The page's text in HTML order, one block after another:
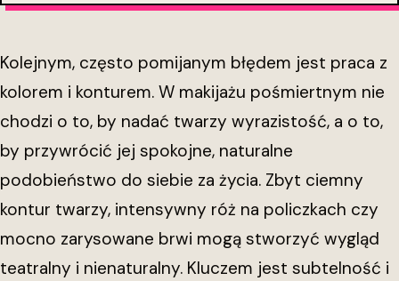
Kolejnym, często pomijanym błędem jest praca z
kolorem i konturem. W makijażu pośmiertnym nie
chodzi o to, by nadać twarzy wyrazistość, a o to,
by przywrócić jej spokojne, naturalne
podobieństwo do siebie za życia. Zbyt ciemny
kontur twarzy, intensywny róż na policzkach czy
mocno zarysowane brwi mogą stworzyć wygląd
teatralny i nienaturalny. Kluczem jest subtelność i